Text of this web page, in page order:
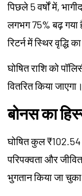
पिछले 5 वर्षों में,
लगभग 75% बढ़ गया
रिटर्न में स्थिर वृद्धि
घोषित राशि को
वितरित किया जाएगा।
बोनस का
घोषित कुल
परिपक्वता और
भुगतान किया जा